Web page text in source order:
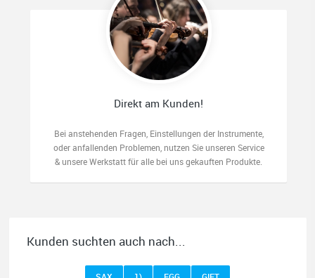
Direkt am Kunden!
Bei anstehenden Fragen, Einstellungen der Instrumente,
oder anfallenden Problemen, nutzen Sie unseren Service
& unsere Werkstatt für alle bei uns gekauften Produkte.
Kunden suchten auch nach...